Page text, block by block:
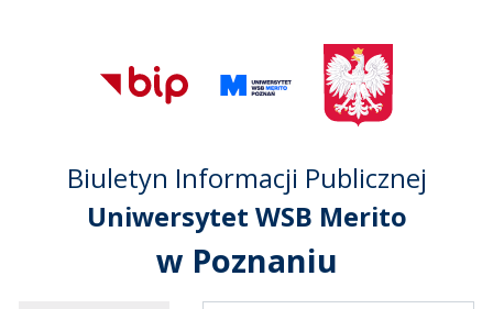
głównego menu
Przejdź do treści
Przejdź do mapy
serwisu
Biuletyn Informacji Publicznej
Uniwersytet WSB Merito
w Poznaniu